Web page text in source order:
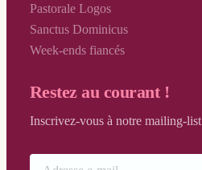
Pastorale Logos
Sanctus Dominicus
Week-ends fiancés
Restez au courant !
Inscrivez-vous à notre mailing-list